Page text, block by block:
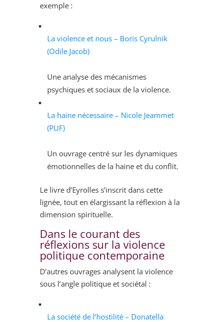
exemple :
La violence et nous – Boris Cyrulnik
(Odile Jacob)
Une analyse des mécanismes
psychiques et sociaux de la violence.
La haine nécessaire – Nicole Jeammet
(PUF)
Un ouvrage centré sur les dynamiques
émotionnelles de la haine et du conflit.
Le livre d’Eyrolles s’inscrit dans cette
lignée, tout en élargissant la réflexion à la
dimension spirituelle.
Dans le courant des
réflexions sur la violence
politique contemporaine
D’autres ouvrages analysent la violence
sous l’angle politique et sociétal :
La société de l’hostilité – Donatella